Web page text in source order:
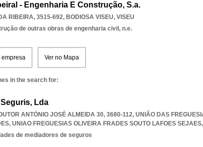
- Engenharia E Construção, S.a.
RIBEIRA, 3515-692, BODIOSA VISEU, VISEU
de outras obras de engenharia civil, n.e.
empresa Ver no Mapa
in the search for:
Seguris, Lda
ANTÓNIO JOSÉ ALMEIDA 30, 3680-112, UNIÃO DAS
, UNIAO FREGUESIAS OLIVEIRA FRADES SOUTO LAFOES SEJAES,
de mediadores de seguros